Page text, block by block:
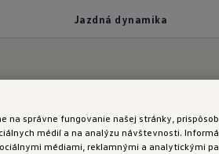
Jazdná dynamika
na správne fungovanie našej stránky,
médií a na analýzu návštevnosti.
médiami, reklamnými a analytickými